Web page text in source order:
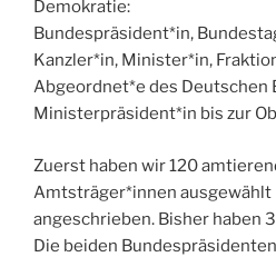
Demokratie:
Bundespräsident*in,
Kanzler*in, Minister*in,
Abgeordnet*e des Deutschen
Ministerpräsident*in bis zur
Zuerst haben wir 120
Amtsträger*innen ausgewählt
angeschrieben. Bisher haben
Die beiden